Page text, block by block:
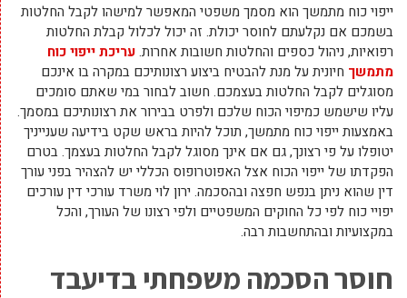
ייפוי כוח מתמשך הוא מסמך משפטי המאפשר למישהו לקבל החלטות
בשמכם אם נקלעתם לחוסר יכולת. זה יכול לכלול קבלת החלטות
רפואיות, ניהול כספים והחלטות חשובות אחרות.עריכת ייפוי כוח
מתמשך חיונית על מנת להבטיח ביצוע רצונותיכם במקרה בו אינכם
מסוגלים לקבל החלטות בעצמכם. חשוב לבחור במי שאתם סומכים
עליו שישמש כמיפוי הכוח שלכם ולפרט בבירור את רצונותיכם במסמך.
באמצעות ייפוי כוח מתמשך, תוכל להיות בראש שקט בידיעה שענייניך
יטופלו על פי רצונך, גם אם אינך מסוגל לקבל החלטות בעצמך. בטרם
הפקדתו של ייפוי הכוח אצל האפוטרופוס הכללי יש להצהיר בפני עורך
דין שהוא ניתן בנפש חפצה ובהסכמה. ירון לוי משרד עורכי דין עורכים
יפויי כוח לפי כל החוקים המשפטיים ולפי רצונו של העורך, והכל
במקצועיות ובהתחשבות רבה.
חוסר הסכמה משפחתי בדיעבד